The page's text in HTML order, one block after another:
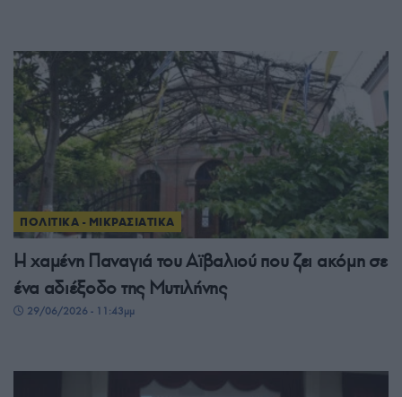
ΠΟΛΙΤΙΚΑ - ΜΙΚΡΑΣΙΑΤΙΚΑ
Η χαμένη Παναγιά του Αϊβαλιού που ζει ακόμη σε
ένα αδιέξοδο της Μυτιλήνης
29/06/2026 - 11:43μμ